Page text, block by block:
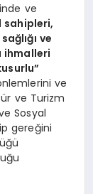
ve
sahipleri,
ve
ihmalleri
ve
ve Turizm
Sosyal
gereğini